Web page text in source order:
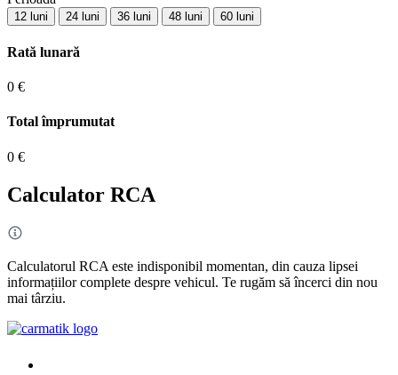
12 luni 24 luni 36 luni 48 luni 60 luni
Rată lunară
0 €
Total împrumutat
0 €
Calculator RCA
Calculatorul RCA este indisponibil momentan, din cauza lipsei
informațiilor complete despre vehicul. Te rugăm să încerci din nou
mai târziu.